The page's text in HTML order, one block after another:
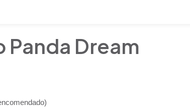
Panda Dream